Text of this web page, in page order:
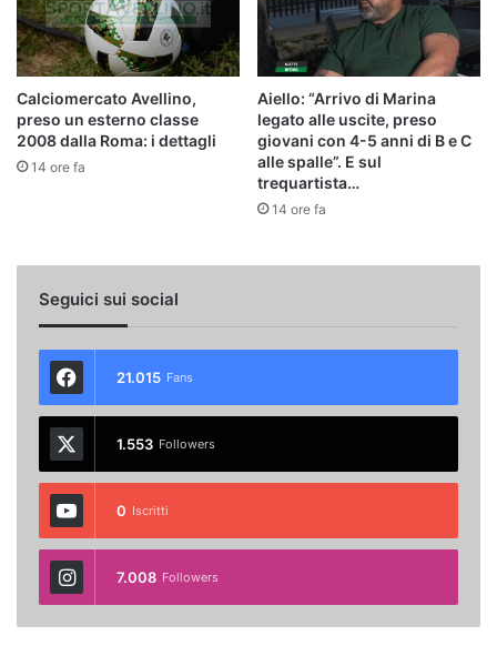
Calciomercato Avellino,
preso un esterno classe
2008 dalla Roma: i dettagli
14 ore fa
Aiello: “Arrivo di Marina
legato alle uscite, preso
giovani con 4-5 anni di B e C
alle spalle”. E sul
trequartista…
14 ore fa
Seguici sui social
21.015 Fans
1.553 Followers
0 Iscritti
7.008 Followers